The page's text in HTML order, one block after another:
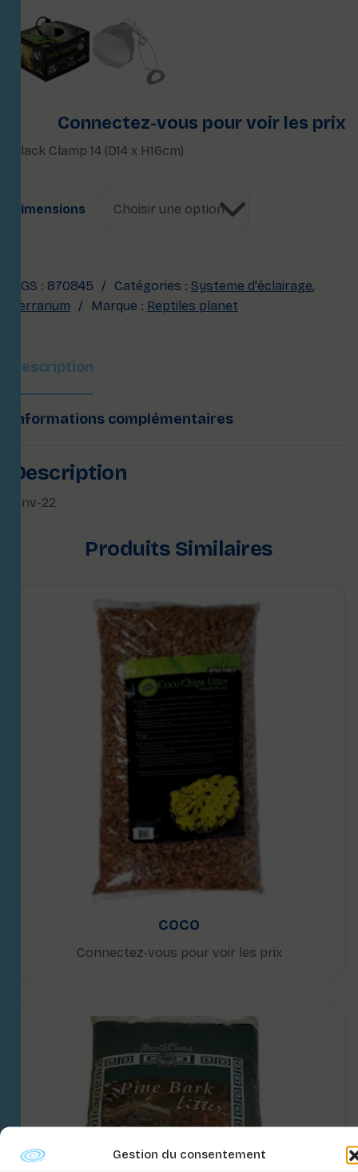
Gestion du consentement
Connectez-vous pour voir les prix
Black Clamp 14 (D14 x H16cm)
Dimensions
UGS : 870845 Catégories : Systeme d'éclairage,
Terrarium
Marque : Reptiles planet
Description
Informations complémentaires
Description
janv-22
Produits Similaires
COCO
Connectez-vous pour voir les prix